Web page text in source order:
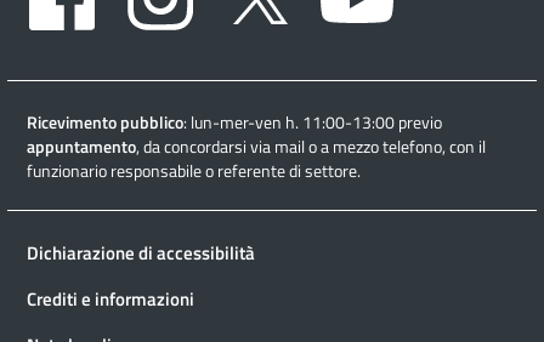
Ricevimento pubblico: lun-mer-ven h. 11:00-13:00 previo
appuntamento, da concordarsi via mail o a mezzo telefono, con il
funzionario responsabile o referente di settore.
Dichiarazione di accessibilità
Crediti e informazioni